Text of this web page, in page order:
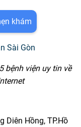
khám
bệnh viện uy tin về
Diên Hồng, TP.Hồ